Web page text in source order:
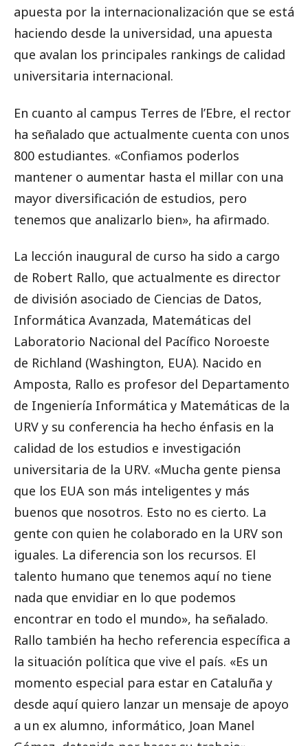
apuesta por la internacionalización que se está
haciendo desde la universidad, una apuesta
que avalan los principales rankings de calidad
universitaria internacional.
En cuanto al campus Terres de l’Ebre, el rector
ha señalado que actualmente cuenta con unos
800 estudiantes. «Confiamos poderlos
mantener o aumentar hasta el millar con una
mayor diversificación de estudios, pero
tenemos que analizarlo bien», ha afirmado.
La lección inaugural de curso ha sido a cargo
de Robert Rallo, que actualmente es director
de división asociado de Ciencias de Datos,
Informática Avanzada, Matemáticas del
Laboratorio Nacional del Pacífico Noroeste
de Richland (Washington, EUA). Nacido en
Amposta, Rallo es profesor del Departamento
de Ingeniería Informática y Matemáticas de la
URV y su conferencia ha hecho énfasis en la
calidad de los estudios e investigación
universitaria de la URV. «Mucha gente piensa
que los EUA son más inteligentes y más
buenos que nosotros. Esto no es cierto. La
gente con quien he colaborado en la URV son
iguales. La diferencia son los recursos. El
talento humano que tenemos aquí no tiene
nada que envidiar en lo que podemos
encontrar en todo el mundo», ha señalado.
Rallo también ha hecho referencia específica a
la situación política que vive el país. «Es un
momento especial para estar en Cataluña y
desde aquí quiero lanzar un mensaje de apoyo
a un ex alumno, informático, Joan Manel